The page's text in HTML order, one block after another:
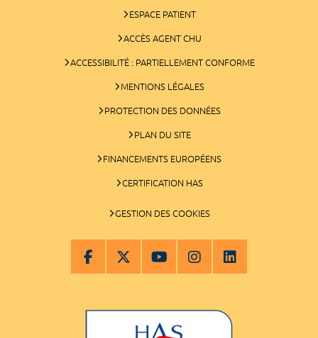
ESPACE PATIENT
ACCÈS AGENT CHU
ACCESSIBILITÉ : PARTIELLEMENT CONFORME
MENTIONS LÉGALES
PROTECTION DES DONNÉES
PLAN DU SITE
FINANCEMENTS EUROPÉENS
CERTIFICATION HAS
GESTION DES COOKIES